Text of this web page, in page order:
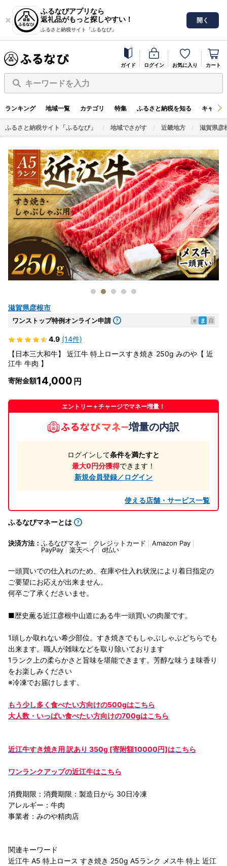
ふるなびアプリなら
返礼品がもっと探しやすい！
ふるさと納税サイト「ふるなび」
開く
ガイド ログイン お気に入り カート
キーワードを入力
ランキング 地域一覧 カテゴリ 特集 ふるさと納税を知る キャン
ふるさと納税サイト「ふるなび」 地域でさがす 近畿地方 滋賀県彦
滋賀県彦根市
ワンストップ特例オンライン申請 e ま 自
4.9 (14件)
【日本三大和牛】 近江牛 特上ロースすき焼き 250g みのや【 近
江牛 牛肉 】
寄附金額14,000
エントリー＋チャージでマネー増量！
増量の内訳
ログインして条件を満たすと
最大0円分獲得できます！
新規会員登録／ログイン
使える店舗・サービス一覧
ふるなびマネーとは
決済方法： ふるなびマネー クレジットカード
Amazon Pay
PayPay
楽天ペイ d払い
一頭買いでの仕入れのため、在庫や仕入れ状況により着日指定の
ご要望にお応えが出来ません。
何卒ご了承くださいませ。
■歴史薫る近江彦根中山道にある牛一頭買いの肉屋です。
1頭しか取れない希少部位。すき焼きでもしゃぶしゃぶどちらでも
出来ます。職人が雑味などを取り除いております
1ランク上の柔らかさと旨味を堪能できます。芳醇な味うま味香り
をお楽しみください
※冷凍でお届けします。
もう少し多く食べたい方向けの500gはこちら
大人数・いっぱい食べたい方向けの700gはこちら
近江牛すき焼き用 訳あり 350g [寄附額10000円]はこちら
ワンランクアップの近江牛はこちら
消費期限：消費期限：製造日から 30日冷凍
アレルギー：牛肉
事業者：みのや精肉店
関連キーワード
近江牛 A5 特上ロース すき焼き 250g A5ランク メス牛 特上 近江